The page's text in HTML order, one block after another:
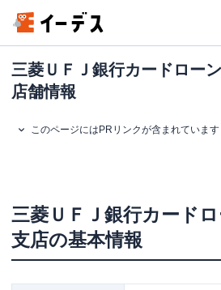
三菱ＵＦＪ銀行カードロー
店舗情報
このページにはPRリンクが含まれています
三菱ＵＦＪ銀行カード
支店の基本情報